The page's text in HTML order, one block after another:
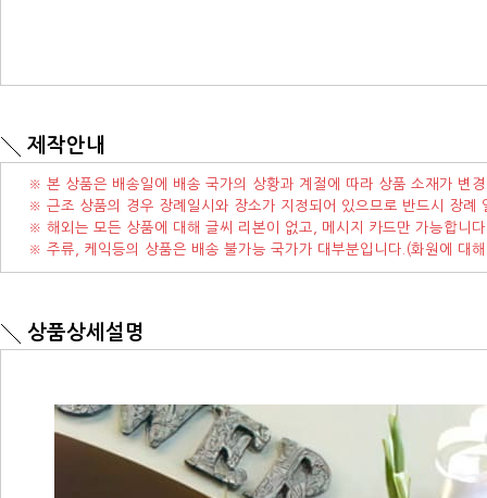
제작안내
※ 본 상품은 배송일에 배송 국가의 상황과 계절에 따라 상품 소재가 변
※ 근조 상품의 경우 장례일시와 장소가 지정되어 있으므로 반드시 장례
※ 해외는 모든 상품에 대해 글씨 리본이 없고, 메시지 카드만 가능합니
※ 주류, 케익등의 상품은 배송 불가능 국가가 대부분입니다.(화원에 대
상품상세설명